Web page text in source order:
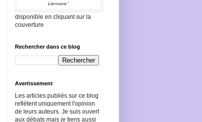
disponible en cliquant sur la
couverture
Rechercher dans ce blog
Avertissement
Les articles publiés sur ce blog
reflètent uniquement l'opinion
de leurs auteurs. Je suis ouvert
aux débats mais je tiens aussi